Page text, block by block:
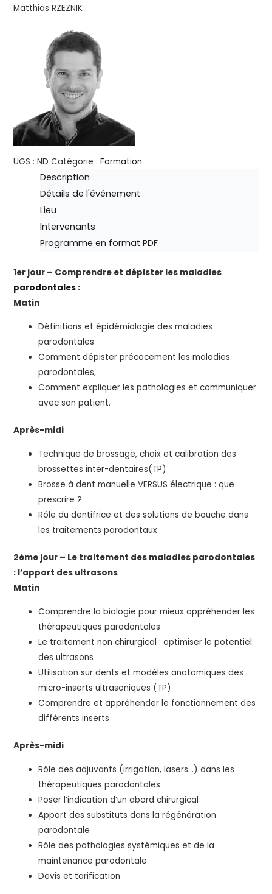
Matthias RZEZNIK
UGS :ND Catégorie :Formation
Description
Détails de l'événement
Lieu
Intervenants
Programme en format PDF
1er jour – Comprendre et dépister les maladies
parodontales :
Matin
Définitions et épidémiologie des maladies
parodontales
Comment dépister précocement les maladies
parodontales,
Comment expliquer les pathologies et communiquer
avec son patient.
Après-midi
Technique de brossage, choix et calibration des
brossettes inter-dentaires(TP)
Brosse à dent manuelle VERSUS électrique : que
prescrire ?
Rôle du dentifrice et des solutions de bouche dans
les traitements parodontaux
2ème jour – Le traitement des maladies parodontales
: l’apport des ultrasons
Matin
Comprendre la biologie pour mieux appréhender les
thérapeutiques parodontales
Le traitement non chirurgical : optimiser le potentiel
des ultrasons
Utilisation sur dents et modèles anatomiques des
micro-inserts ultrasoniques (TP)
Comprendre et appréhender le fonctionnement des
différents inserts
Après-midi
Rôle des adjuvants (irrigation, lasers…) dans les
thérapeutiques parodontales
Poser l’indication d’un abord chirurgical
Apport des substituts dans la régénération
parodontale
Rôle des pathologies systémiques et de la
maintenance parodontale
Devis et tarification